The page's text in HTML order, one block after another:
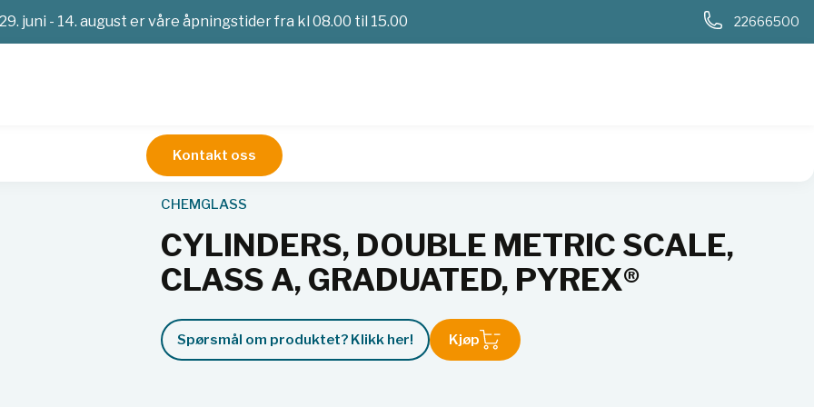
29. juni - 14. august er våre åpningstider fra kl 08.00 til 15.00 22666500
Kontakt oss
CYLINDERS, DOUBLE METRIC SCALE, CLASS A, GRADUATED, PYREX®
CHEMGLASS
CYLINDERS, DOUBLE METRIC SCALE,
CLASS A, GRADUATED, PYREX®
Spørsmål om produktet? Klikk her! Kjøp